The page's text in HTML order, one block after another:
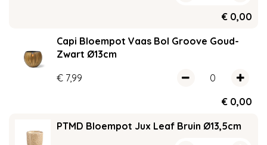
€ 0,00
Capi Bloempot Vaas Bol Groove Goud-
Zwart Ø13cm
€ 7,99
€ 0,00
PTMD Bloempot Jux Leaf Bruin Ø13,5cm